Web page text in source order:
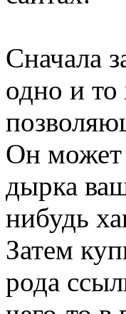
Сначала
одно и то
Он может
дырка
нибудь
Затем
рода